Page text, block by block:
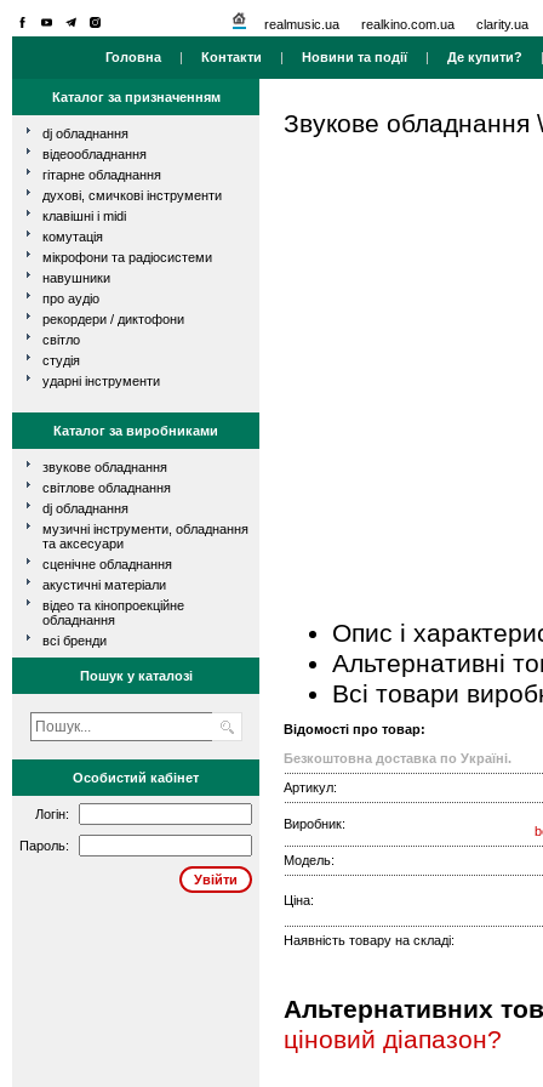
realmusic.ua realkino.com.ua clarity.ua
Головна | Контакти | Новини та події| Де купити?
Каталог за призначенням
dj обладнання
відеообладнання
гітарне обладнання
духові, смичкові інструменти
клавішні і midi
комутація
мікрофони та радіосистеми
навушники
про аудіо
рекордери / диктофони
світло
студія
ударні інструменти
Каталог за виробниками
звукове обладнання
світлове обладнання
dj обладнання
музичні інструменти, обладнання
та аксесуари
сценічне обладнання
акустичні матеріали
відео та кінопроекційне
обладнання
всі бренди
Пошук у каталозі
Особистий кабінет
Логін:
Пароль:
Звукове обладнання
Опис і
Альтернативні
Всі товари
Відомості про товар:
Безкоштовна доставка по Україні.
Артикул:
Виробник:
Модель:
Ціна:
Наявність товару на складі:
Альтернативних
ціновий діапазон?